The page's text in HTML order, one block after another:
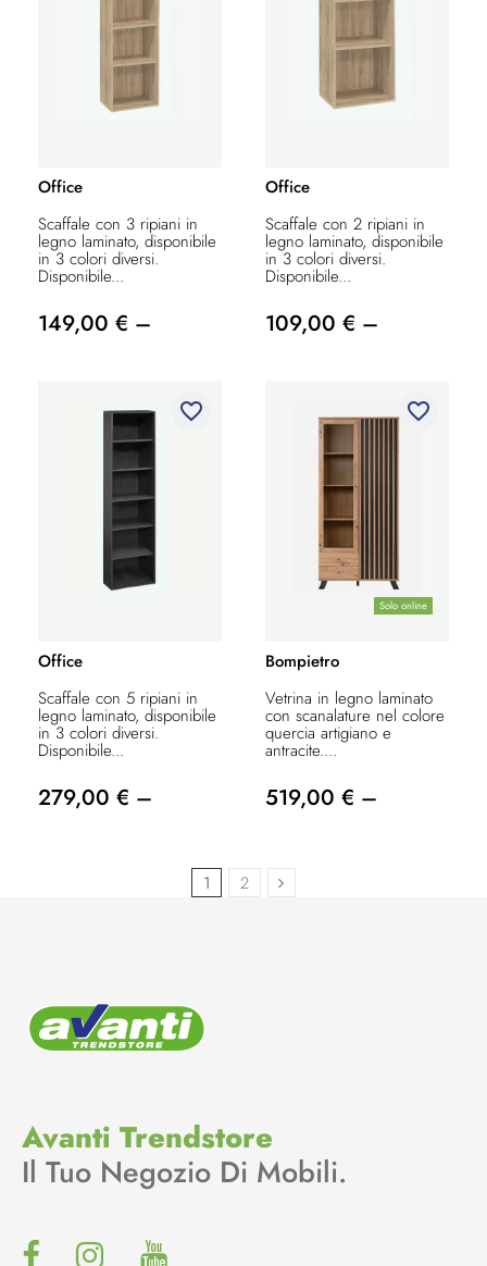
Office
Scaffale con 3 ripiani in
legno laminato, disponibile
in 3 colori diversi.
Disponibile...
149,00 € –
Office
Scaffale con 2 ripiani in
legno laminato, disponibile
in 3 colori diversi.
Disponibile...
109,00 € –
favorite_border
Office
Scaffale con 5 ripiani in
legno laminato, disponibile
in 3 colori diversi.
Disponibile...
279,00 € –
Solo online
favorite_border
Bompietro
Vetrina in legno laminato
con scanalature nel colore
quercia artigiano e
antracite....
519,00 € –
1 2
Avanti Trendstore
Il Tuo Negozio Di Mobili.